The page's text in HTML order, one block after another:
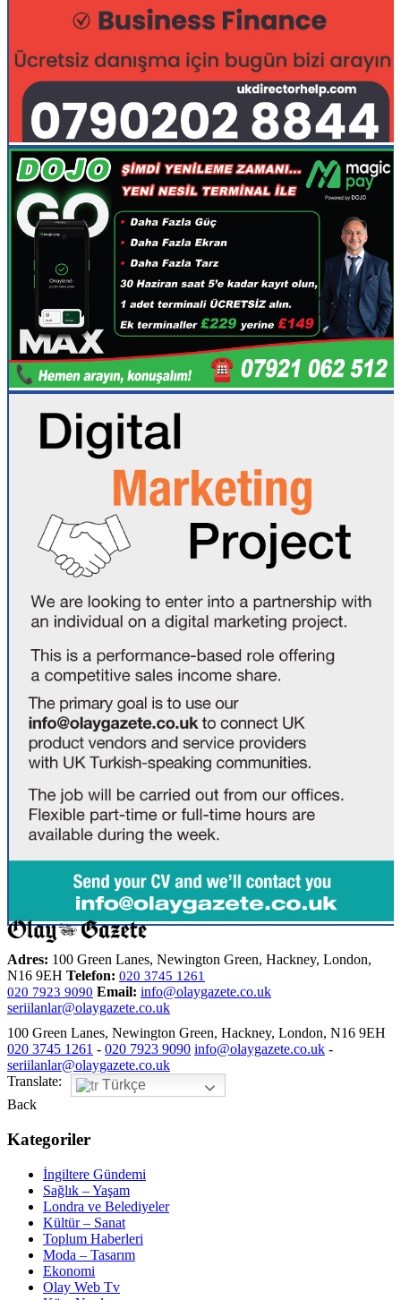
Adres: 100 Green Lanes, Newington Green, Hackney, London,
N16 9EH Telefon: 020 3745 1261
020 7923 9090 Email: info@olaygazete.co.uk
seriilanlar@olaygazete.co.uk
100 Green Lanes, Newington Green, Hackney, London, N16 9EH
020 3745 1261 - 020 7923 9090 info@olaygazete.co.uk -
seriilanlar@olaygazete.co.uk
Translate:
Türkçe
Back
Kategoriler
İngiltere Gündemi
Sağlık – Yaşam
Londra ve Belediyeler
Kültür – Sanat
Toplum Haberleri
Moda – Tasarım
Ekonomi
Olay Web Tv